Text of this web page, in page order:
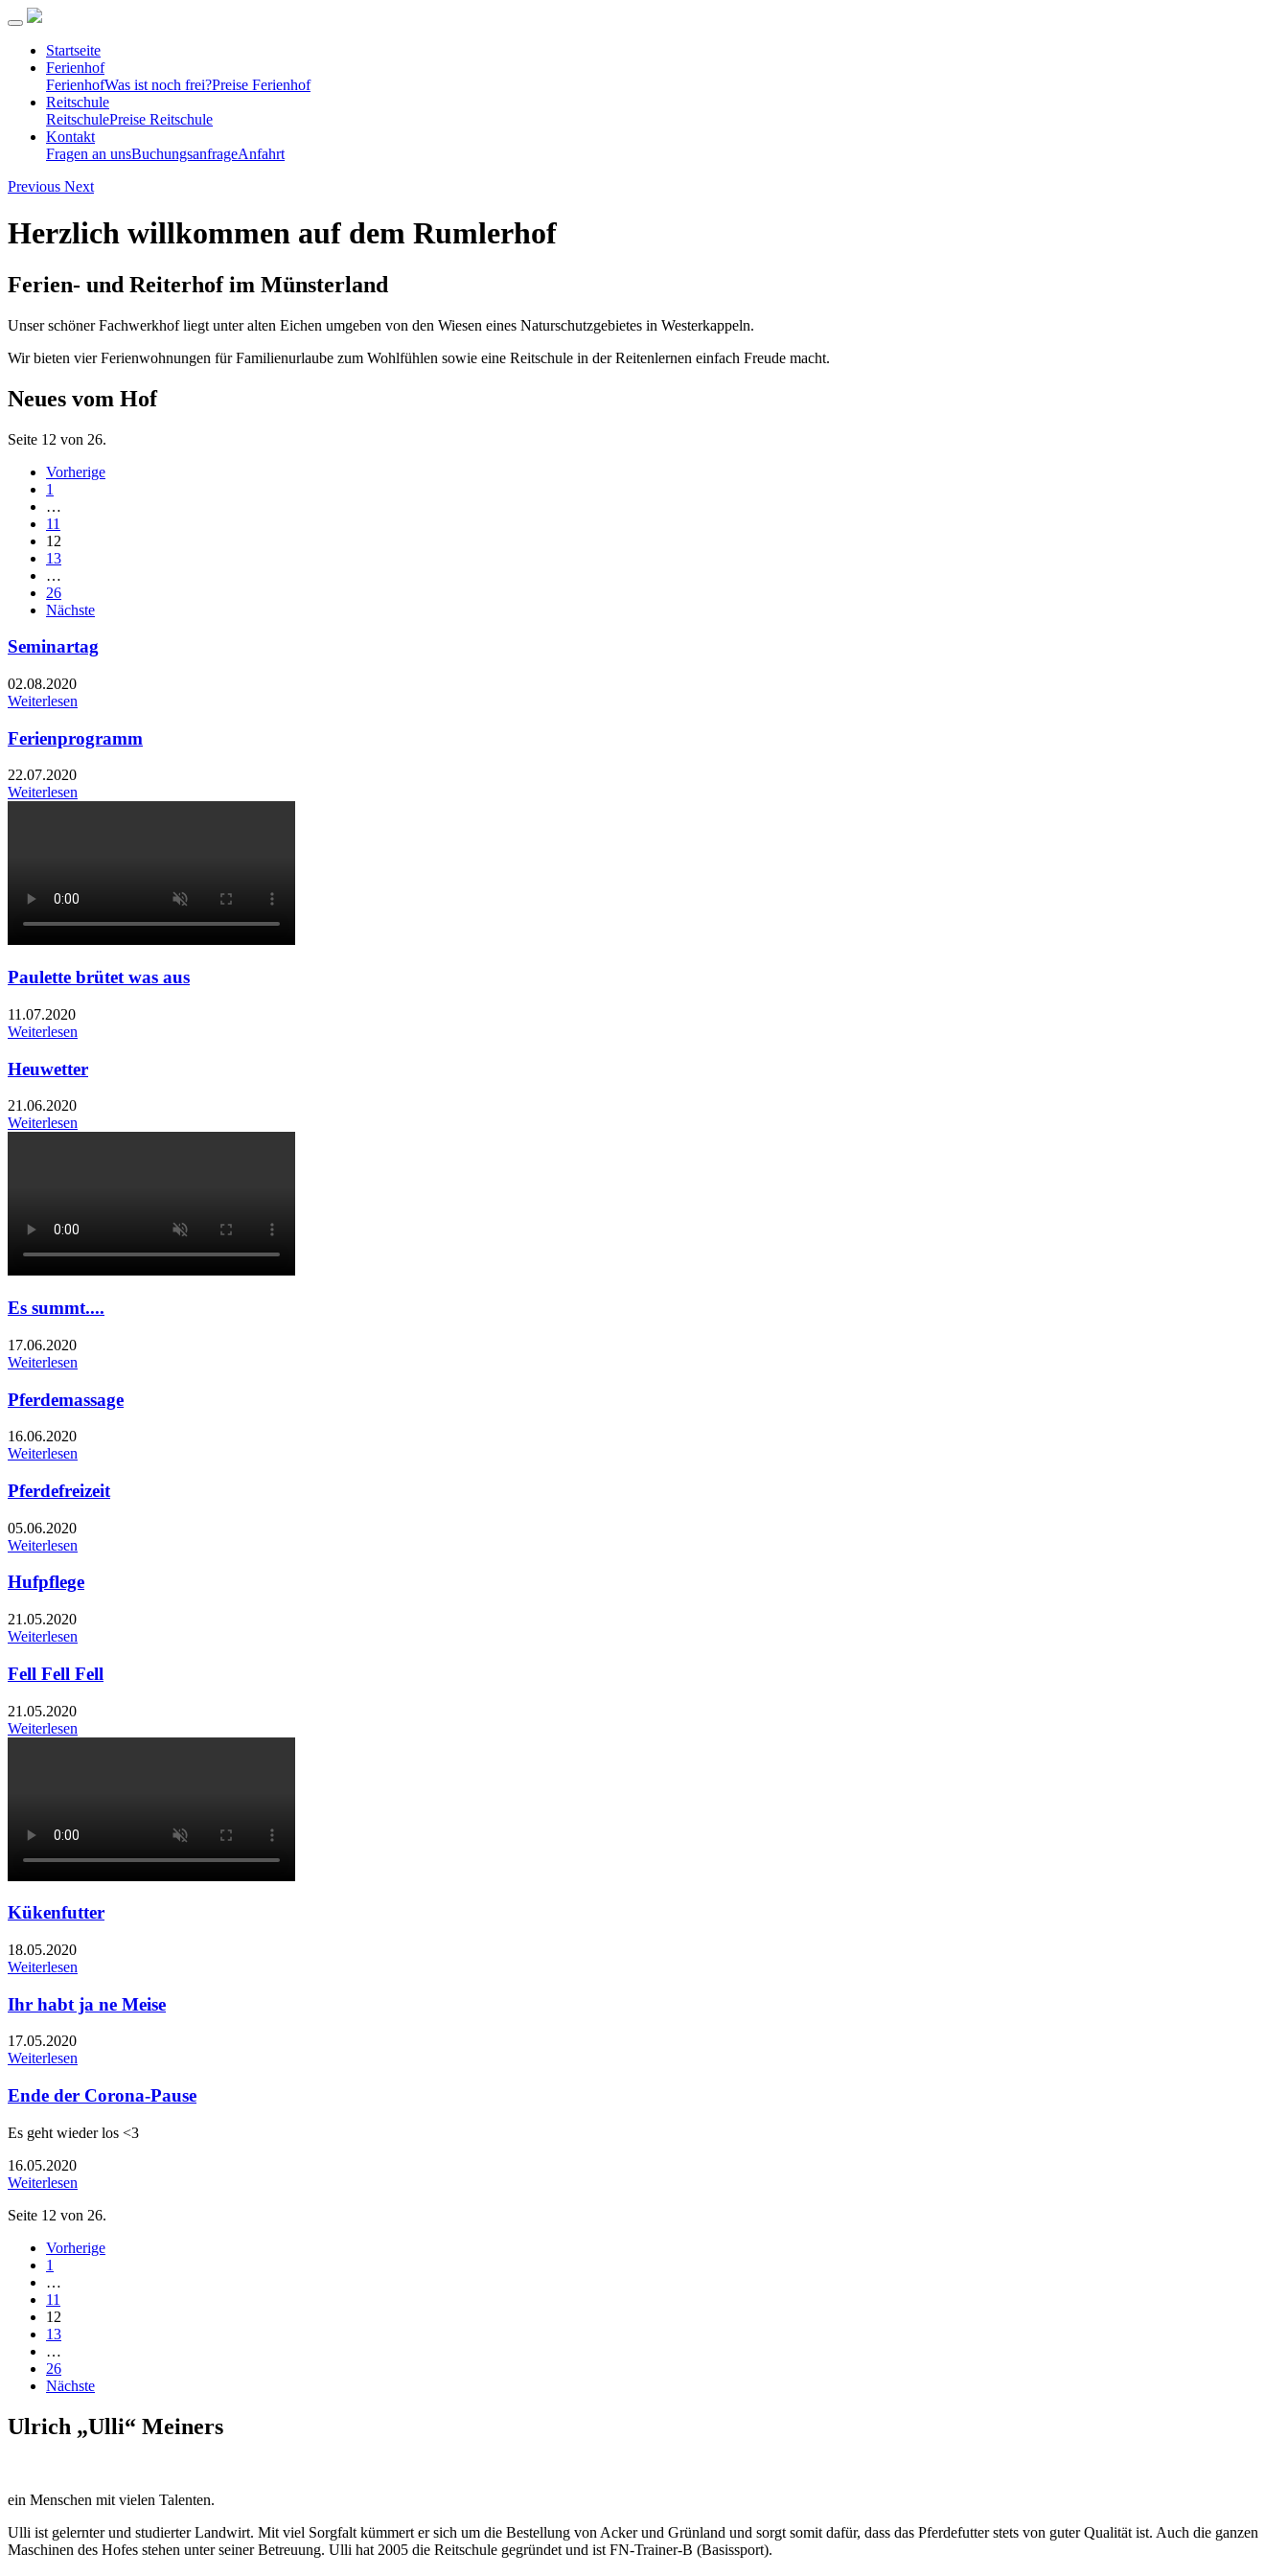
Startseite
Ferienhof
FerienhofWas ist noch frei?Preise Ferienhof
Reitschule
ReitschulePreise Reitschule
Kontakt
Fragen an unsBuchungsanfrageAnfahrt
Previous Next
Herzlich willkommen auf dem Rumlerhof
Ferien- und Reiterhof im Münsterland
Unser schöner Fachwerkhof liegt unter alten Eichen umgeben von den Wiesen eines Naturschutzgebietes in Westerkappeln.
Wir bieten vier Ferienwohnungen für Familienurlaube zum Wohlfühlen sowie eine Reitschule in der Reitenlernen einfach Freude macht.
Neues vom Hof
Seite 12 von 26.
Vorherige
1
…
11
12
13
…
26
Nächste
Seminartag
02.08.2020
Weiterlesen
Ferienprogramm
22.07.2020
Weiterlesen
Paulette brütet was aus
11.07.2020
Weiterlesen
Heuwetter
21.06.2020
Weiterlesen
Es summt....
17.06.2020
Weiterlesen
Pferdemassage
16.06.2020
Weiterlesen
Pferdefreizeit
05.06.2020
Weiterlesen
Hufpflege
21.05.2020
Weiterlesen
Fell Fell Fell
21.05.2020
Weiterlesen
Kükenfutter
18.05.2020
Weiterlesen
Ihr habt ja ne Meise
17.05.2020
Weiterlesen
Ende der Corona-Pause
Es geht wieder los <3
16.05.2020
Weiterlesen
Seite 12 von 26.
Vorherige
1
…
11
12
13
…
26
Nächste
Ulrich „Ulli“ Meiners
ein Menschen mit vielen Talenten.
Ulli ist gelernter und studierter Landwirt. Mit viel Sorgfalt kümmert er sich um die Bestellung von Acker und Grünland und sorgt somit dafür, dass das Pferdefutter stets von guter Qualität ist. Auch die ganzen
Maschinen des Hofes stehen unter seiner Betreuung. Ulli hat 2005 die Reitschule gegründet und ist FN-Trainer-B (Basissport).